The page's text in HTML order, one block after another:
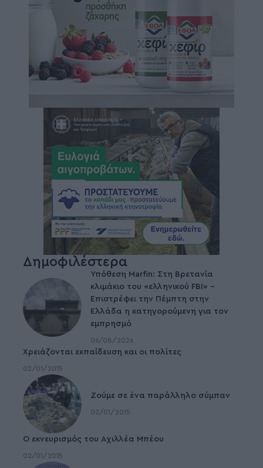
Δημοφιλέστερα
Υπόθεση Marfin: Στη Βρετανία
κλιμάκιο του «ελληνικού FBI» –
Επιστρέφει την Πέμπτη στην
Ελλάδα η κατηγορούμενη για τον
εμπρησμό
06/08/2026
Χρειάζονται εκπαίδευση και οι πολίτες
02/01/2015
Ζούμε σε ένα παράλληλο σύμπαν
02/01/2015
Ο εκνευρισμός του Αχιλλέα Μπέου
02/01/2015